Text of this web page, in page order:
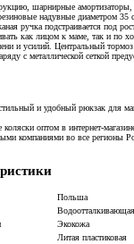
шарнирные
надувные диаметром 35
ручка подстраивается под
как лицом к маме, так и по
и усилий. Центральный
с металлической сеткой
и удобный рюкзак для
коляски оптом в интернет-
компаниями во все регионы
Польша
Экокожа
Литая пластиковая